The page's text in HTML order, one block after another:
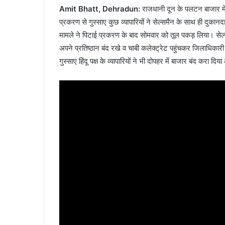
Amit Bhatt, Dehradun:राजधानी दून के पलटन
प्रकरण से गुस्साए कुछ व्यापारियों ने सेल्समैन के साथ ही
मामले ने पिटाई प्रकरण के बाद सोमवार को तूल पकड़ लिया।
अपने प्रतिष्ठान बंद रखे व चाबी कलेक्ट्रेट पहुंचकर
गुस्साए हिंदू पक्ष के व्यापारियों ने भी दोपहर में बाजार बंद करा